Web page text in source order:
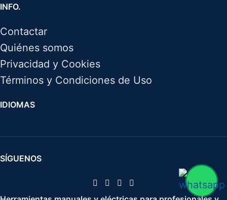
INFO.
Contactar
Quiénes somos
Privacidad y Cookies
Términos y Condiciones de Uso
IDIOMAS
SÍGUENOS